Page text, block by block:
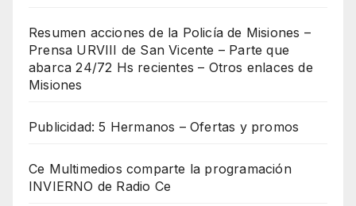
Resumen acciones de la Policía de Misiones –
Prensa URVIII de San Vicente – Parte que
abarca 24/72 Hs recientes – Otros enlaces de
Misiones
Publicidad: 5 Hermanos – Ofertas y promos
Ce Multimedios comparte la programación
INVIERNO de Radio Ce